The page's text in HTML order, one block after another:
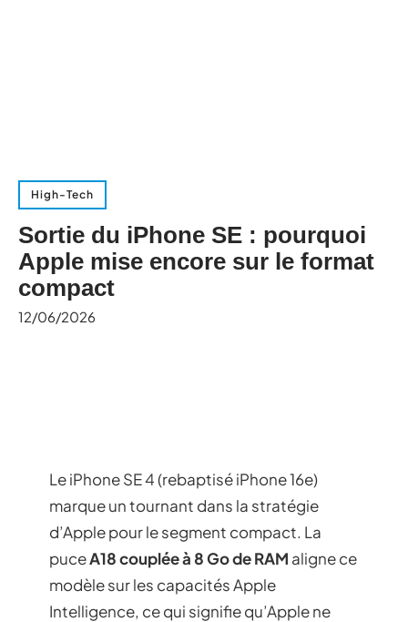
High-Tech
Sortie du iPhone SE : pourquoi
Apple mise encore sur le format
compact
12/06/2026
Le iPhone SE 4 (rebaptisé iPhone 16e)
marque un tournant dans la stratégie
d’Apple pour le segment compact. La
puceA18 couplée à 8 Go de RAM aligne ce
modèle sur les capacités Apple
Intelligence, ce qui signifie qu’Apple ne